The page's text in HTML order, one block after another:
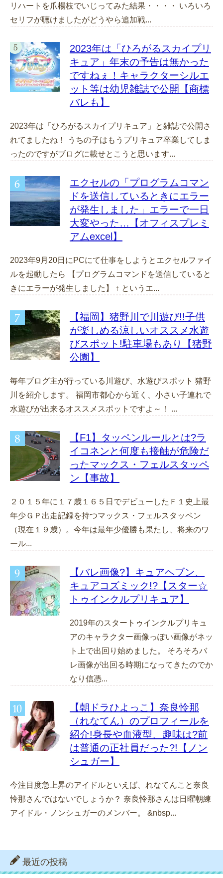
リハートを爪楊枝でいじってみた結果・・・・ いろいろ
セリフが聴けましたがどうやら追加戦...
2023年は「ひろがるスカイプリ
キュア」年末の予告は無かった
ですねぇ！キャラクターシルエ
ット等は幼児雑誌で公開【商標
バレも】
2023年は「ひろがるスカイプリキュア」と雑誌で公開さ
れてましたね！ うちの子はもうプリキュア卒業してしま
ったのですがブログに載せとこうと思います...
エクセルの「プログラムコマン
ドを送信しているときにエラー
が発生しました」エラーで一日
大変やった…【オフィスプレミ
アムexcel】
2023年9月20日にPCにて仕事をしようとエクセルファイ
ルを起動したら 【プログラムコマンドを送信していると
きにエラーが発生しました】 ↑ というエ...
【福岡】猪野川で川遊び!!子供
が楽しめる涼しいオススメ水遊
びスポット!駐車場もあり【猪野
公園】
毎年ブログ主が行っている川遊び、水遊びスポット 猪野
川を紹介します。 福岡市都心から近く、小さい子連れで
水遊びが出来るオススメスポットですよ～！ ...
【F1】タッペンルールとは?ラ
イコネンと何度も接触が危険だ
ったマックス・フェルスタッペ
ン【事故】
２０１５年に１７歳１６５日でデビューしたＦ１史上最
年少ＧＰ出走記録を持つマックス・フェルスタッペン
（現在１９歳）。今年は最年少優勝も果たし、将来のワ
ール...
【バレ画像?】キュアヘブン、
キュアコズミック!?【スター☆
トゥインクルプリキュア】
2019年のスタートゥインクルプリキュ
アのキャラクター画像っぽい画像がネッ
ト上で出回り始めました。 そろそろバ
レ画像が出回る時期になってきたのでか
なり信憑...
【朝ドラひよっこ】奈良怜那
（れなてん）のプロフィールを
紹介!身長や血液型、趣味は?前
は普通の正社員だった?!【ノン
シュガー】
今注目度急上昇のアイドルといえば、れなてんこと奈良
怜那さんではないでしょうか？ 奈良怜那さんは日曜朝練
アイドル・ノンシュガーのメンバー。 &nbsp...
最近の投稿